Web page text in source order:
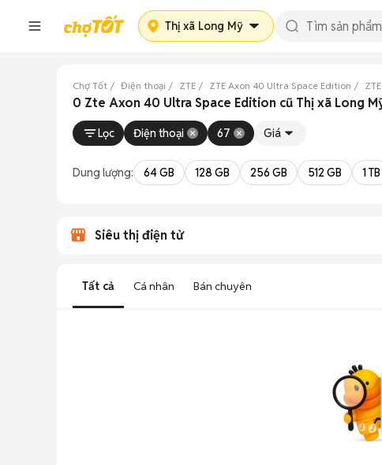
Thị xã Long Mỹ
Chợ Tốt Điện thoại ZTE ZTE Axon 40 Ultra Space Edition
0 Zte Axon 40 Ultra Space Edition cũ Thị xã Long
Lọc Điện thoại 67 Giá
Dung lượng: 64 GB 128 GB 256 GB 512 GB 1 TB
Siêu thị điện tử
Tất cả Cá nhân Bán chuyên